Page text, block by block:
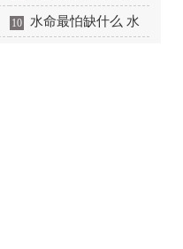
座查询
痣图解 下巴尖底下有痣
10 水命最怕缺什么 水